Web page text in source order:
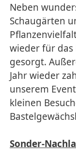
Neben
Schaugärten
wieder für das
gesorgt.
Jahr wieder
unserem
kleinen
Sonder-